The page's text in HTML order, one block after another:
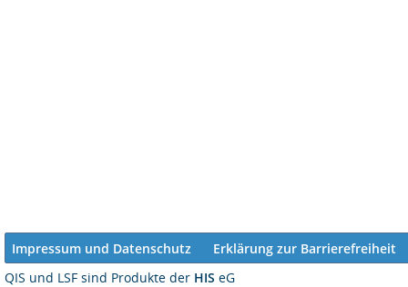
Impressum und Datenschutz
Erklärung zur Barrierefreiheit
QIS und LSF sind Produkte der HIS eG